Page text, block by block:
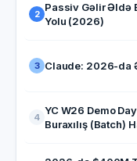
2
Passiv Gəlir Əldə
Yolu (2026)
3 Claude: 2026-da
4
YC W26 Demo
Buraxılış (Batch)